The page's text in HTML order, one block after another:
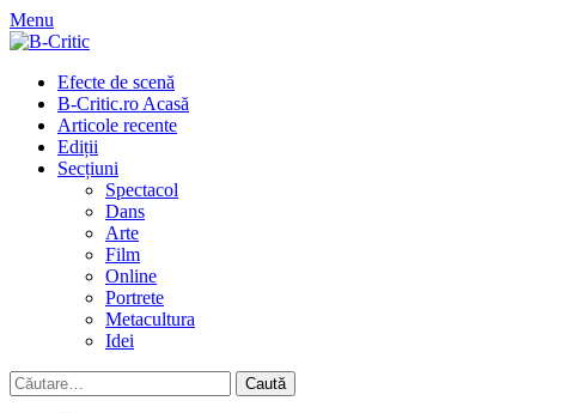
Skip
to
Menu
Primary
Menu
Efecte de scenă
B-Critic.ro Acasă
Articole recente
Ediții
Secțiuni
Spectacol
Dans
Arte
Film
Online
Portrete
Metacultura
Idei
Caută
după: